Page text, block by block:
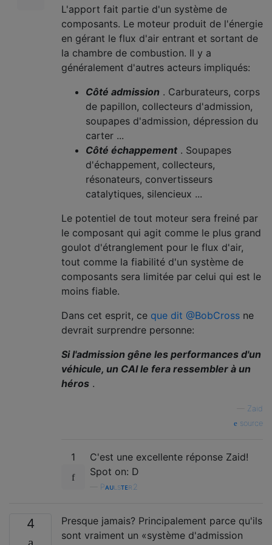
L'apport fait partie d'un système de
composants. Le moteur produit de l'énergie
en gérant le flux d'air entrant et sortant de
la chambre de combustion. Il y a
généralement d'autres acteurs impliqués:
Côté admission . Carburateurs, corps
de papillon, collecteurs d'admission,
soupapes d'admission, dépression du
carter ...
Côté échappement . Soupapes
d'échappement, collecteurs,
résonateurs, convertisseurs
catalytiques, silencieux ...
Le potentiel de tout moteur sera freiné par
le composant qui agit comme le plus grand
goulot d'étranglement pour le flux d'air,
tout comme la fiabilité d'un système de
composants sera limitée par celui qui est le
moins fiable.
Dans cet esprit, ce que dit @BobCross ne
devrait surprendre personne:
Si l'admission gêne les performances d'un
véhicule, un CAI le fera ressembler à un
héros .
Zaid
source
1
C'est une excellente réponse Zaid!
Spot on: D
Pᴀᴜʟsᴛᴇʀ2
4
Presque jamais? Principalement parce qu'ils
sont vraiment un «système d'admission